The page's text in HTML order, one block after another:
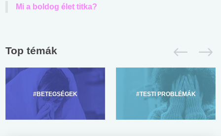
Mi a boldog élet titka?
Top témák
#BETEGSÉGEK #TESTI PROBLÉMÁK